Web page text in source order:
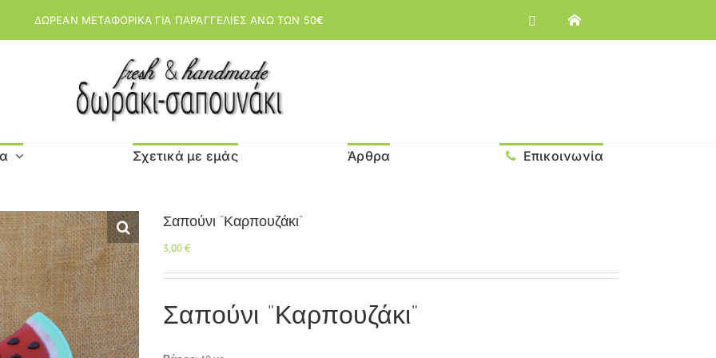
ΔΩΡΕΑΝ ΜΕΤΑΦΟΡΙΚΑ ΓΙΑ ΠΑΡΑΓΓΕΛΙΕΣ ΑΝΩ ΤΩΝ 50€
Σχετικά με εμάς Άρθρα Επικοινωνία
Σαπούνι “Καρπουζάκι”
3,00€
Σαπούνι “Καρπουζάκι”